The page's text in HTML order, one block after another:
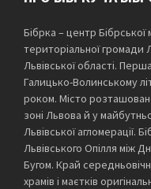
Бібрка – центр Бібрської
територіальної громади
Львівської області.
Галицько-Волинському
роком. Місто
зоні Львова й у
Львівської агломерації.
Львівського Опілля між
Бугом. Край
храмів і маєтків